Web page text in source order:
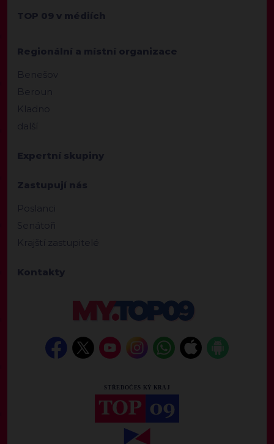
TOP 09 v médiích
Regionální a místní organizace
Benešov
Beroun
Kladno
další
Expertní skupiny
Zastupují nás
Poslanci
Senátoři
Krajští zastupitelé
Kontakty